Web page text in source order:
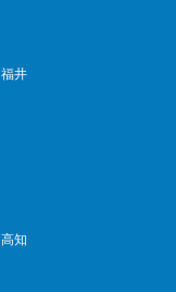
福井
高知